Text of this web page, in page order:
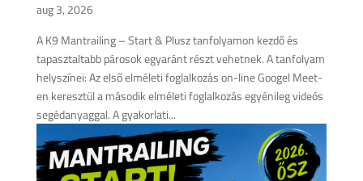
aug 3, 2026
A K9 Mantrailing – Start & Plusz tanfolyamon kezdő és
tapasztaltabb párosok egyaránt részt vehetnek. A tanfolyam
helyszínei: Az első elméleti foglalkozás on-line Googel Meet-
en keresztül a második elméleti foglalkozás egyénileg videós
segédanyaggal. A gyakorlati...